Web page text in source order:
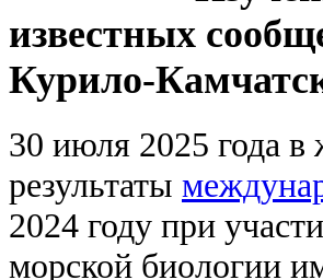
известных
Курило-
30 июля 2025 года в
результаты
2024 году при
морской биологии